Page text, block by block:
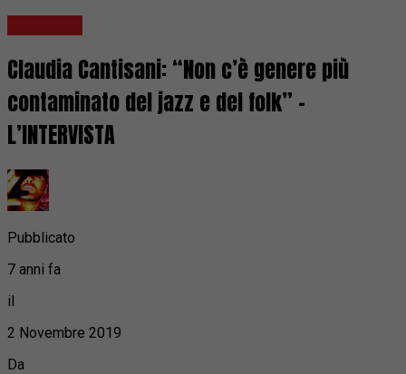
Claudia Cantisani: “Non c’è genere più
contaminato del jazz e del folk” –
L’INTERVISTA
Pubblicato
7 anni fa
il
2 Novembre 2019
Da